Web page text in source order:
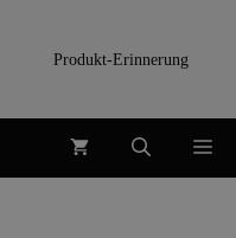
Produkt-Erinnerung